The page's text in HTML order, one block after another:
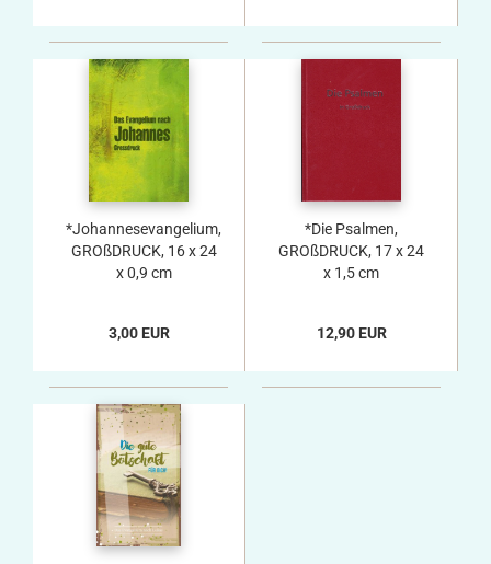
*Johannesevangelium,
GROßDRUCK, 16 x 24
x 0,9 cm
3,00 EUR
*Die Psalmen,
GROßDRUCK, 17 x 24
x 1,5 cm
12,90 EUR